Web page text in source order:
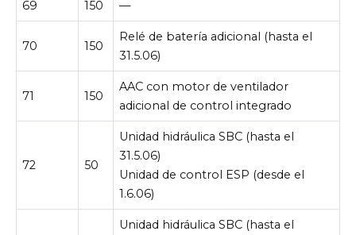
69 150 —
70 150
Relé de batería adicional (hasta el
31.5.06)
71 150
AAC con motor de ventilador
adicional de control integrado
72 50
Unidad hidráulica SBC (hasta el
31.5.06)
Unidad de control ESP (desde el
1.6.06)
Unidad hidráulica SBC (hasta el